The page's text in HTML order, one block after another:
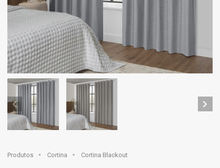
Produtos Cortina Cortina Blackout